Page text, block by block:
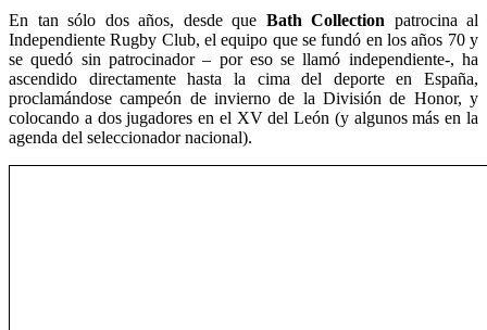
En tan sólo dos años, desde que Bath Collection patrocina al
Independiente Rugby Club, el equipo que se fundó en los años 70 y
se quedó sin patrocinador – por eso se llamó independiente-, ha
ascendido directamente hasta la cima del deporte en España,
proclamándose campeón de invierno de la División de Honor, y
colocando a dos jugadores en el XV del León (y algunos más en la
agenda del seleccionador nacional).